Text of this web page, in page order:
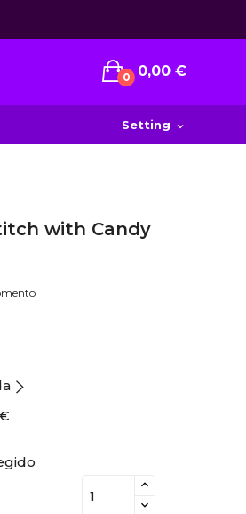
0 0,00 €
Setting expand_more
with Candy